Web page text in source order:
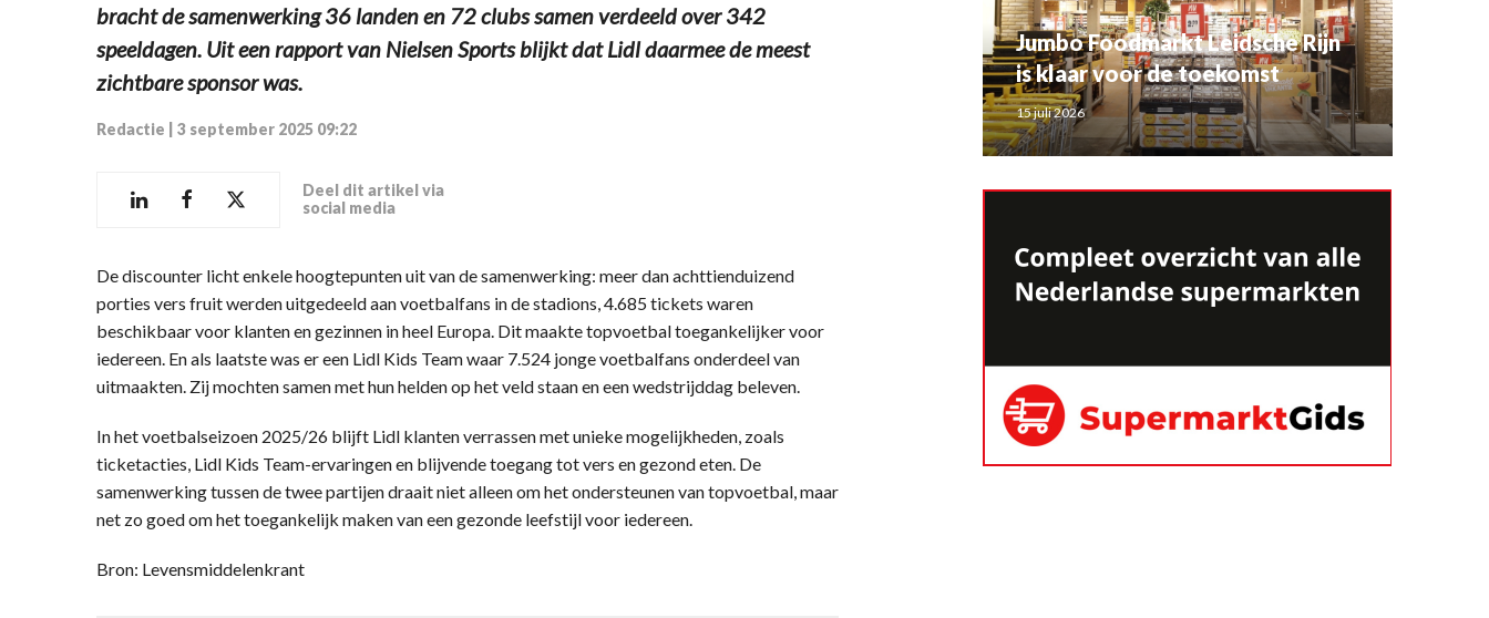
bracht de samenwerking 36 landen en 72 clubs samen verdeeld over 342
speeldagen. Uit een rapport van Nielsen Sports blijkt dat Lidl daarmee de meest
zichtbare sponsor was.
Redactie 3 september 2025 09:22
Deel dit artikel via
social media
De discounter licht enkele hoogtepunten uit van de samenwerking: meer dan achttienduizend
porties vers fruit werden uitgedeeld aan voetbalfans in de stadions, 4.685 tickets waren
beschikbaar voor klanten en gezinnen in heel Europa. Dit maakte topvoetbal toegankelijker voor
iedereen. En als laatste was er een Lidl Kids Team waar 7.524 jonge voetbalfans onderdeel van
uitmaakten. Zij mochten samen met hun helden op het veld staan en een wedstrijddag beleven.
In het voetbalseizoen 2025/26 blijft Lidl klanten verrassen met unieke mogelijkheden, zoals
ticketacties, Lidl Kids Team-ervaringen en blijvende toegang tot vers en gezond eten. De
samenwerking tussen de twee partijen draait niet alleen om het ondersteunen van topvoetbal, maar
net zo goed om het toegankelijk maken van een gezonde leefstijl voor iedereen.
Bron: Levensmiddelenkrant
Jumbo Foodmarkt Leidsche Rijn
is klaar voor de toekomst
15 juli 2026